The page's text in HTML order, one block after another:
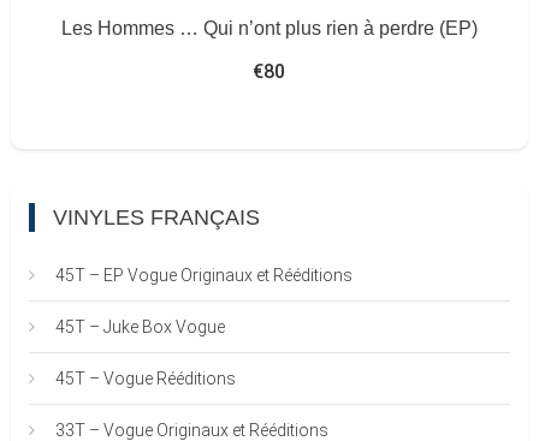
Les Hommes … Qui n’ont plus rien à perdre (EP)
€80
VINYLES FRANÇAIS
45T – EP Vogue Originaux et Rééditions
45T – Juke Box Vogue
45T – Vogue Rééditions
33T – Vogue Originaux et Rééditions